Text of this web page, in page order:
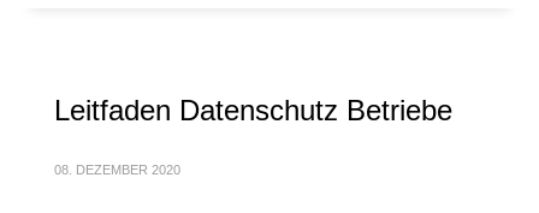
Leitfaden Datenschutz Betriebe
08. DEZEMBER 2020